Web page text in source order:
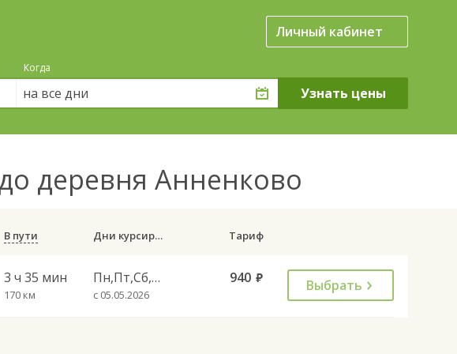
Личный кабинет
Когда
на все дни
деревня Анненково
В пути Дни курсирования Тариф
3 ч 35 мин
170 км
Пн,Пт,Сб,Вс
с 05.05.2026
940 руб. Выбрать